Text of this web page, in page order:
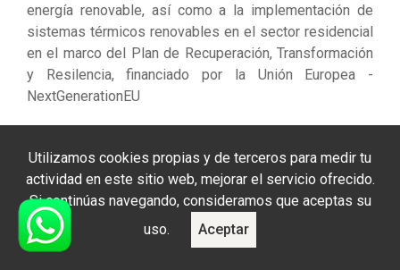
energía renovable, así como a la implementación de
sistemas térmicos renovables en el sector residencial
en el marco del Plan de Recuperación, Transformación
y Resilencia, financiado por la Unión Europea -
NextGenerationEU
Sobre Nosotros
Exclusivas Lomar: Distribución Oficial en La Rioja de
Utilizamos cookies propias y de terceros para medir tu
actividad en este sitio web, mejorar el servicio ofrecido.
Si continúas navegando, consideramos que aceptas su
uso.
Aceptar